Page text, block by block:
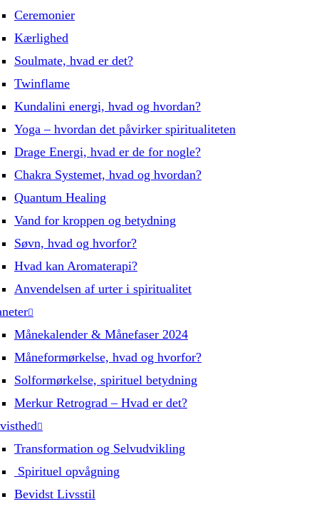
Ceremonier
Kærlighed
Soulmate, hvad er det?
Twinflame
Kundalini energi, hvad og hvordan?
Yoga – hvordan det påvirker spiritualiteten
Drage Energi, hvad er de for nogle?
Chakra Systemet, hvad og hvordan?
Quantum Healing
Vand for kroppen og betydning
Søvn, hvad og hvorfor?
Hvad kan Aromaterapi?
Anvendelsen af urter i spiritualitet
Månekalender & Månefaser 2024
Måneformørkelse, hvad og hvorfor?
Solformørkelse, spirituel betydning
Merkur Retrograd – Hvad er det?
Transformation og Selvudvikling
Spirituel opvågning
Bevidst Livsstil